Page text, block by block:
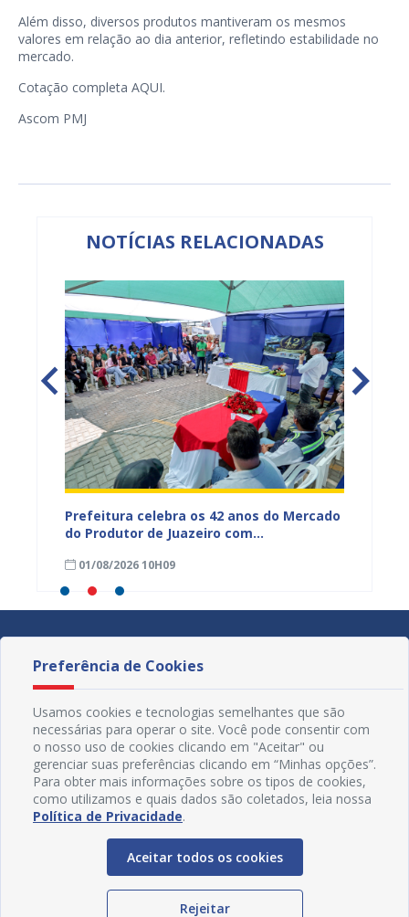
Além disso, diversos produtos mantiveram os mesmos
valores em relação ao dia anterior, refletindo estabilidade no
mercado.
Cotação completa AQUI.
Ascom PMJ
NOTÍCIAS RELACIONADAS
Prefeitura celebra os 42 anos do Mercado
do Produtor de Juazeiro com
01/08/2026 10H09
Redes Sociais
Preferência de Cookies
Usamos cookies e tecnologias semelhantes que são
necessárias para operar o site. Você pode consentir com
o nosso uso de cookies clicando em "Aceitar" ou
gerenciar suas preferências clicando em “Minhas opções”.
Para obter mais informações sobre os tipos de cookies,
como utilizamos e quais dados são coletados, leia nossa
Política de Privacidade.
Aceitar todos os cookies
Rejeitar